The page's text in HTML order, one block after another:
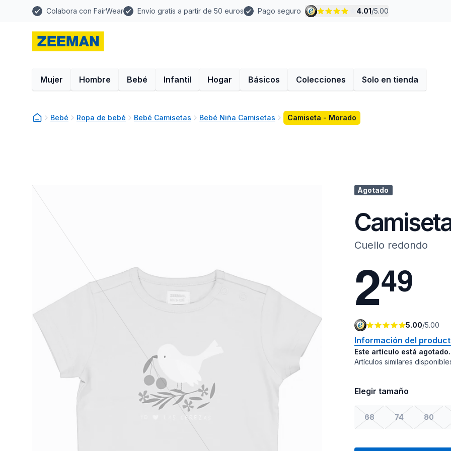
Colabora con FairWear Envío gratis a partir de 50 euros Pago seguro 4.01/5.00
Mujer Hombre Bebé Infantil Hogar Básicos Colecciones Solo en tienda
Bebé Ropa de bebé Bebé Camisetas Bebé Niña Camisetas Camiseta - Morado
Agotado
Cuello redondo
249
5.00/5.00
Información del
Este artículo está agotado.
Artículos similares
Elegir tamaño
68 74 80